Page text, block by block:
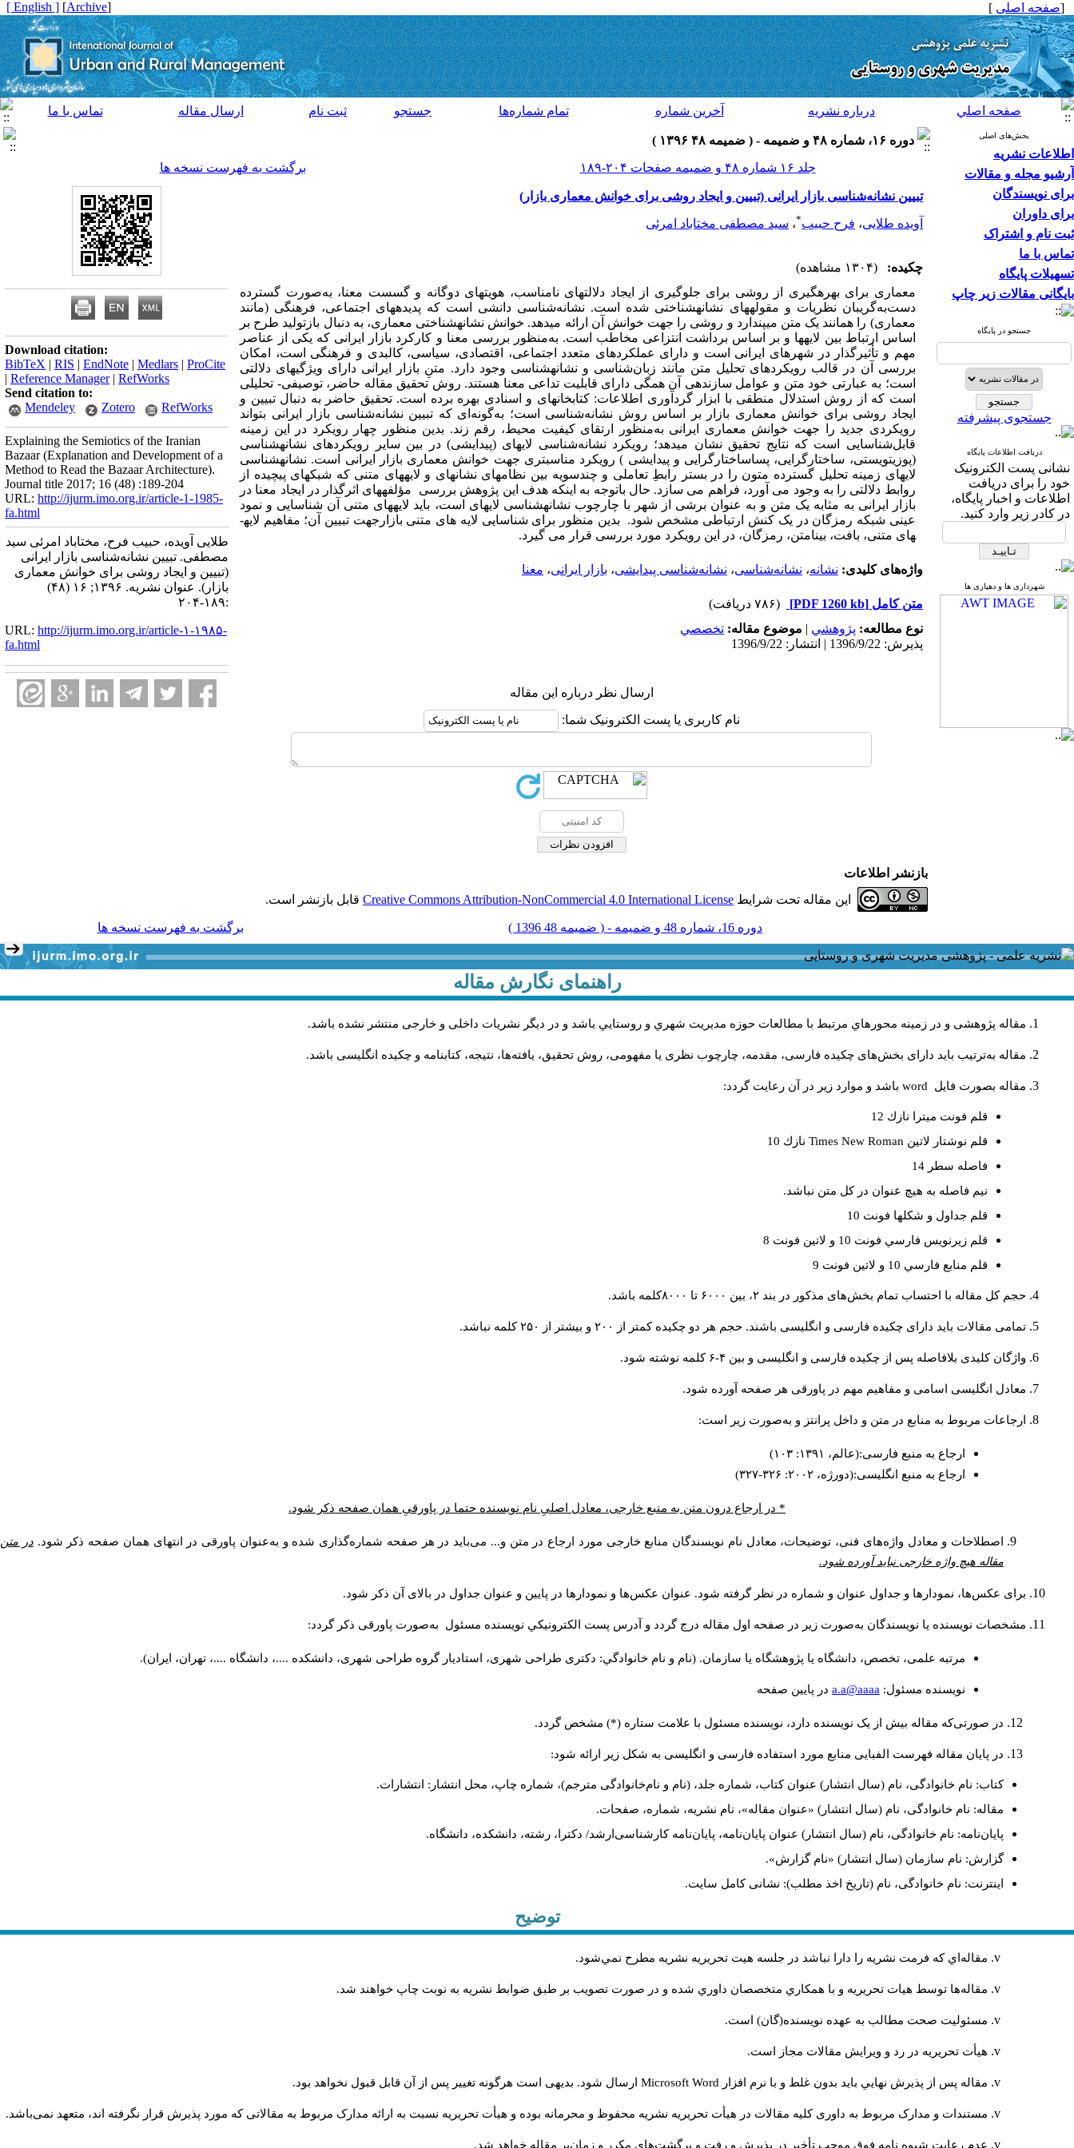
[صفحه اصلی ]
[
Archive
]
[ English ]
صفحه اصلي درباره نشريه آخرين شماره تمام شماره‌ها جستجو ثبت نام ارسال مقاله تماس با ما
بخش‌های اصلی
اطلاعات نشریه
آرشیو مجله و مقالات
برای نویسندگان
برای داوران
ثبت نام و اشتراک
تماس با ما
تسهیلات پایگاه
بایگانی مقالات زیر چاپ
جستجو در پایگاه
جستجوی پیشرفته
دریافت اطلاعات پایگاه
نشانی پست الکترونیک
خود را برای دریافت
اطلاعات و اخبار پایگاه،
در کادر زیر وارد کنید.
شهرداری ها و دهیاری ها
دوره ۱۶، شماره ۴۸ و ضميمه - ( ضميمه ۴۸ ۱۳۹۶ )
جلد ۱۶ شماره ۴۸ و ضميمه صفحات ۲۰۴-۱۸۹
برگشت به فهرست نسخه ها
تبیین نشانه‌شناسی بازار ایرانی (تبیین و ایجاد روشی برای خوانش معماری بازار)
آویده طلایی، فرح حبیب*، سید مصطفی مختاباد امرئی
چکیده:
(۱۳۰۴ مشاهده)
معماری برای بهره­گیری از روشی برای جلوگیری از ایجاد دلالت­های نامناسب، هویت­های دوگانه و گسست معنا، به‌صورت گسترده
دست‌به‌گریبان نظریات و مقوله­های نشانه­شناختی شده است. نشانه‌شناسی دانشی است که پدیده­های اجتماعی، فرهنگی (مانند
معماری) را همانند یک متن می­پندارد و روشی را جهت خوانش آن ارائه می­دهد. خوانش نشانه­شناختی معماری، به دنبال بازتولید طرح بر
اساس ارتباط بین لایه­ها و بر اساس برداشت انتزاعی مخاطب است. به‌منظور بررسی معنا و کارکرد بازار ایرانی که یکی از عناصر
مهم و تأثیرگذار در شهرهای ایرانی است و دارای عملکردهای متعدد اجتماعی، اقتصادی، سیاسی، کالبدی و فرهنگی است، امکان
بررسی آن در قالب رویکردهای تحلیل متن مانند زبان‌شناسی و نشانه­شناسی وجود دارد. متنِ بازار ایرانی دارای ویژگی­های دلالتی
است؛ به عبارتی خود متن و عوامل سازنده­ی آن همگی دارای قابلیت تداعی معنا هستند. روش تحقیق مقاله حاضر، توصیفی- تحلیلی
است که از روش استدلال منطقی با ابزار گردآوری اطلاعات: کتابخانه­ای و اسنادی بهره برده است. تحقیق حاضر به دنبال تبیین و
ایجاد روشی برای خوانش معماری بازار بر اساس روش نشانه‌شناسی است؛ به‌گونه‌ای که تبیین نشانه‌شناسی بازار ایرانی بتواند
رویکردی جدید را جهت خوانش معماری ایرانی به‌منظور ارتقای کیفیت محیط، رقم زند. بدین منظور چهار رویکرد در این زمینه
قابل‌شناسایی است که نتایج تحقیق نشان می­دهد؛ رویکرد نشانه‌شناسی لایه­ای (پیدایشی) در بین سایر رویکردهای نشانه­شناسی
(پوزیتویستی، ساختارگرایی، پساساختارگرایی و پیدایشی ) رویکرد مناسب­تری جهت خوانش معماری بازار ایرانی است. نشانه­شناسی
لایه­ای زمینه تحلیل گسترده متون را در بستر رابطِ تعاملی و چندسویه بین نظام­های نشانه­ای و لایه­های متنی که شبکه­ای پیچیده از
روابط دلالتی را به وجود می آورد، فراهم می سازد. حال با­توجه به اینکه هدف این پژوهش بررسی مؤلفه­های اثرگذار در ایجاد معنا در
بازار ایرانی به مثابه یک متن و به عنوان برشی از شهر با چارچوب نشانه­شناسی لایه­ای است، باید لایه­های متنی آن شناسایی و نمود
عینی شبکه رمزگان در یک کنش ارتباطی مشخص شود. بدین منظور برای شناسایی لایه های متنی بازارجهت تبیین آن؛ مفاهیم لایه­
های متنی، بافت، بینامتن، رمزگان، در این رویکرد مورد بررسی قرار می گیرد.
واژه‌های کلیدی: نشانه، نشانه‌شناسی، نشانه‌شناسی پیدایشی، بازار ایرانی، معنا
متن کامل [PDF 1260 kb]
(۷۸۶ دریافت)
نوع مطالعه: پژوهشي | موضوع مقاله: تخصصي
پذیرش: 1396/9/22 | انتشار: 1396/9/22
ارسال نظر درباره این مقاله
نام کاربری یا پست الکترونیک شما:
Download citation:
BibTeX | RIS | EndNote | Medlars | ProCite
| Reference Manager| RefWorks
Send citation to:
Mendeley
Zotero RefWorks
Explaining the Semiotics of the Iranian
Bazaar (Explanation and Development of a
Method to Read the Bazaar Architecture).
Journal title 2017; 16 (48) :189-204
URL: http://ijurm.imo.org.ir/article-1-1985-
fa.html
طلایی آویده، حبیب فرح، مختاباد امرئی سید
مصطفی. تبیین نشانه‌شناسی بازار ایرانی
(تبیین و ایجاد روشی برای خوانش معماری
بازار). عنوان نشریه. ۱۳۹۶; ۱۶ (۴۸)
:۱۸۹-۲۰۴
URL: http://ijurm.imo.org.ir/article-۱-۱۹۸۵-
fa.html
بازنشر اطلاعات
این مقاله تحت شرایط Creative Commons Attribution-NonCommercial 4.0 International License قابل بازنشر است.
دوره 16، شماره 48 و ضميمه - ( ضميمه 48 1396 ) برگشت به فهرست نسخه ها
راهنمای نگارش مقاله
مقاله پژوهشی و در زمینه محورهاي مرتبط با مطالعات حوزه مديريت شهري و روستايي باشد و در دیگر نشریات داخلی و خارجی منتشر نشده باشد.
مقاله به‌ترتیب باید دارای بخش‌های چکیده فارسی، مقدمه، چارچوب نظری یا مفهومی، روش تحقیق، یافته‌ها، نتیجه، کتابنامه و چکیده انگلیسی باشد.
مقاله بصورت فايل word باشد و موارد زير در آن رعايت گردد:
قلم فونت ميترا نازك 12
قلم نوشتار لاتين Times New Roman نازك 10
فاصله سطر 14
نيم فاصله به هيچ عنوان در كل متن نباشد.
قلم جداول و شكلها فونت 10
قلم زيرنويس فارسي فونت 10 و لاتين فونت 8
قلم منابع فارسي 10 و لاتين فونت 9
حجم کل مقاله با احتساب تمام بخش‌های مذکور در بند ۲، بین ۶۰۰۰ تا ۸۰۰۰کلمه باشد.
تمامی مقالات باید دارای چکیده فارسی و انگلیسی باشند. حجم هر دو چکیده کمتر از ۲۰۰ و بیشتر از ۲۵۰ کلمه نباشد.
واژگان کلیدی بلافاصله پس از چکیده فارسی و انگلیسی و بین ۴-۶ کلمه نوشته شود.
معادل انگلیسی اسامی و مفاهیم مهم در پاورقی هر صفحه آورده شود.
ارجاعات مربوط به منابع در متن و داخل پرانتز و به‌صورت زیر است:
ارجاع به منبع فارسی:(عالم، ۱۳۹۱: ۱۰۳)
ارجاع به منبع انگلیسی:(دورژه، ۲۰۰۲: ۳۲۶-۳۲۷)
* در ارجاع درون متن به منبع خارجی، معادل اصلیِ نام نویسنده حتما در پاورقیِ همان صفحه ذکر شود.
اصطلاحات و معادل واژه‌های فنی، توضیحات، معادل نام نویسندگان منابع خارجی مورد ارجاع در متن و... می‌باید در هر صفحه شماره‌گذاری شده و به‌عنوان پاورقی در انتهای همان صفحه ذکر شود. در متن
مقاله هیچ واژه خارجی نباید آورده شود.
برای عکس‌ها، نمودارها و جداول عنوان و شماره در نظر گرفته شود. عنوان عکس‌ها و نمودارها در پایین و عنوان جداول در بالای آن ذکر شود.
مشخصات نویسنده یا نویسندگان به‌صورت زیر در صفحه اول مقاله درج گردد و آدرس پست الكترونيكي نويسنده مسئول به‌صورت پاورقی ذکر گردد:
مرتبه علمی، تخصص، دانشگاه یا پژوهشگاه یا سازمان. (نام و نام خانوادگي: دکتری طراحی شهری، استادیار گروه طراحی شهری، دانشکده ....، دانشگاه ....، تهران، ایران).
نويسنده مسئول: a.a@aaaa در پايين صفحه
در صورتی‌که مقاله بیش از یک نویسنده دارد، نویسنده مسئول با علامت ستاره (*) مشخص گردد.
در پایان مقاله فهرست الفبایی منابع مورد استفاده فارسی و انگلیسی به شکل زیر ارائه شود:
کتاب: نام خانوادگی، نام (سال انتشار) عنوان کتاب، شماره جلد، (نام و نام‌خانوادگی مترجم)، شماره چاپ، محل انتشار: انتشارات.
مقاله: نام خانوادگی، نام (سال انتشار) «عنوان مقاله»، نام نشریه، شماره، صفحات.
پایان‌نامه: نام خانوادگی، نام (سال انتشار) عنوان پایان‌نامه، پایان‌نامه کارشناسی‌ارشد/ دکترا، رشته، دانشکده، دانشگاه.
گزارش: نام سازمان (سال انتشار) «نام گزارش».
اینترنت: نام خانوادگی، نام (تاریخ اخذ مطلب): نشانی کامل سایت.
توضیح
مقاله‌اي كه فرمت نشريه را دارا نباشد در جلسه هيت تحريريه نشريه مطرح نمي‌شود.
مقاله‌ها توسط هیات تحريريه و با همکاري متخصصان داوري شده و در صورت تصويب بر طبق ضوابط نشريه به نوبت چاپ خواهند شد.
مسئوليت صحت مطالب به عهده نويسنده(گان) است.
هيأت تحريريه در رد و ويرايش مقالات مجاز است.
مقاله پس از پذيرش نهايي باید بدون غلط و با نرم افزار Microsoft Word ارسال شود. بدیهی است هرگونه تغییر پس از آن قابل قبول نخواهد بود.
مستندات و مدارک مربوط به داوری کلیه مقالات در هیأت تحریریه نشریه محفوظ و محرمانه بوده و هیأت تحریریه نسبت به ارائه مدارک مربوط به مقالاتی که مورد پذیرش قرار نگرفته اند، متعهد نمی‌باشد.
عدم رعایت شیوه نامه فوق موجب تأخیر در پذیرش و رفت و برگشت‌‌های مکرر و زمان‌بر مقاله خواهد شد.